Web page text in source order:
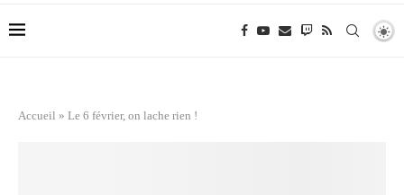
Accueil » Le 6 février, on lache rien !